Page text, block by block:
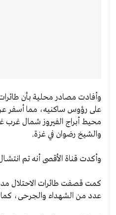
وأفادت مصادر محلية بأن
على رؤوس ساكنيه، مما أسفر
محيط أبراج الفيروز شمال غرب
والشيخ رضوان في غزة.
وأكدت قناة الأقصى أنه تم انتشــال 27 شـــهيد باستهداف مدرســة في معســكر جباليا شمال قطاع
كمت قصفت طائرات الاحتلال
عدد من الشهداء والجرحى،